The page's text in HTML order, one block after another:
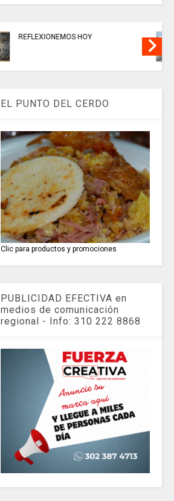
EN CHÍA: medidas de seguridad
EL PUNTO DEL CERDO
Clic para productos y promociones
PUBLICIDAD EFECTIVA en
medios de comunicación
regional - Info: 310 222 8868